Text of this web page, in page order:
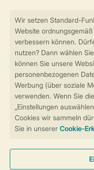
Sicher und schnell
Sichere
Sicheres Bezahlen